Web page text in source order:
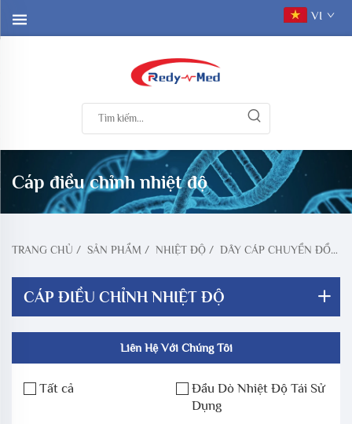
VI
Cáp điều chỉnh nhiệt độ
TRANG CHỦ / SẢN PHẨM / NHIỆT ĐỘ / DÂY CÁP CHUYỂN ĐỔI NHIỆT ĐỘ
CÁP ĐIỀU CHỈNH NHIỆT ĐỘ
Liên Hệ Với Chúng Tôi
Tất cả
Đầu Dò Nhiệt Độ Tái Sử
Dụng